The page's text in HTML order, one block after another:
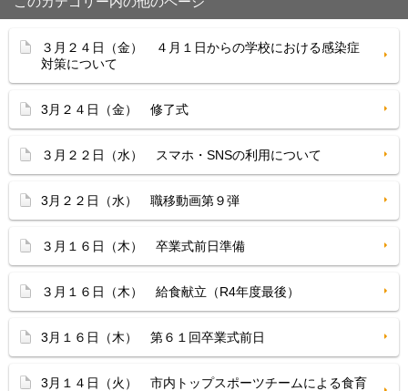
３月２４日（金） ４月１日からの学校における感染症
対策について
3月２４日（金） 修了式
３月２２日（水） スマホ・SNSの利用について
3月２２日（水） 職移動画第９弾
３月１６日（木） 卒業式前日準備
３月１６日（木） 給食献立（R4年度最後）
3月１６日（木） 第６１回卒業式前日
3月１４日（火） 市内トップスポーツチームによる食育